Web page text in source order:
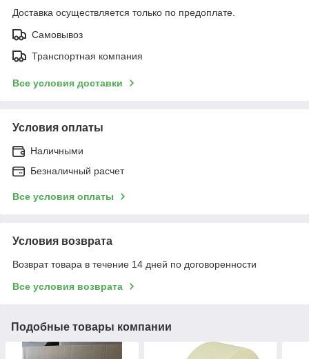
Доставка осуществляется только по предоплате.
Самовывоз
Транспортная компания
Все условия доставки
Условия оплаты
Наличными
Безналичный расчет
Все условия оплаты
Условия возврата
Возврат товара в течение 14 дней по договоренности
Все условия возврата
Подобные товары компании